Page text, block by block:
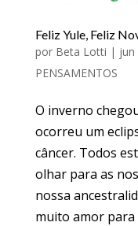
Feliz Yule, Feliz
por Beta Lotti | jun
PENSAMENTOS
O inverno
ocorreu um
câncer. Todos
olhar para as
nossa
muito amor para